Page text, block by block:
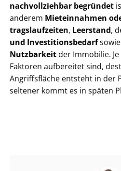
nachvollziehbar begründet
anderem Mieteinnahmen
trags­lauf­zei­ten, Leerstand,
und In­ves­ti­ti­ons­be­darf
Nutzbarkeitder Immobilie.
Faktoren aufbereitet sind,
Angriffsfläche entsteht in der
seltener kommt es in späten